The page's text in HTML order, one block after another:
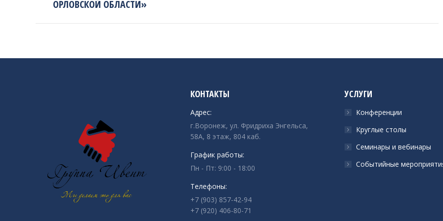
ОРЛОВСКОЙ ОБЛАСТИ»
КОНТАКТЫ
Адрес:
г.Воронеж, ул. Фридриха Энгельса,
58А, 8 этаж, 804 каб.
График работы:
Пн - Пт: 9:00 - 18:00
Телефоны:
+7 (903) 857-42-94
+7 (920) 406-80-71
УСЛУГИ
Конференции
Круглые столы
Семинары и вебинары
Событийные